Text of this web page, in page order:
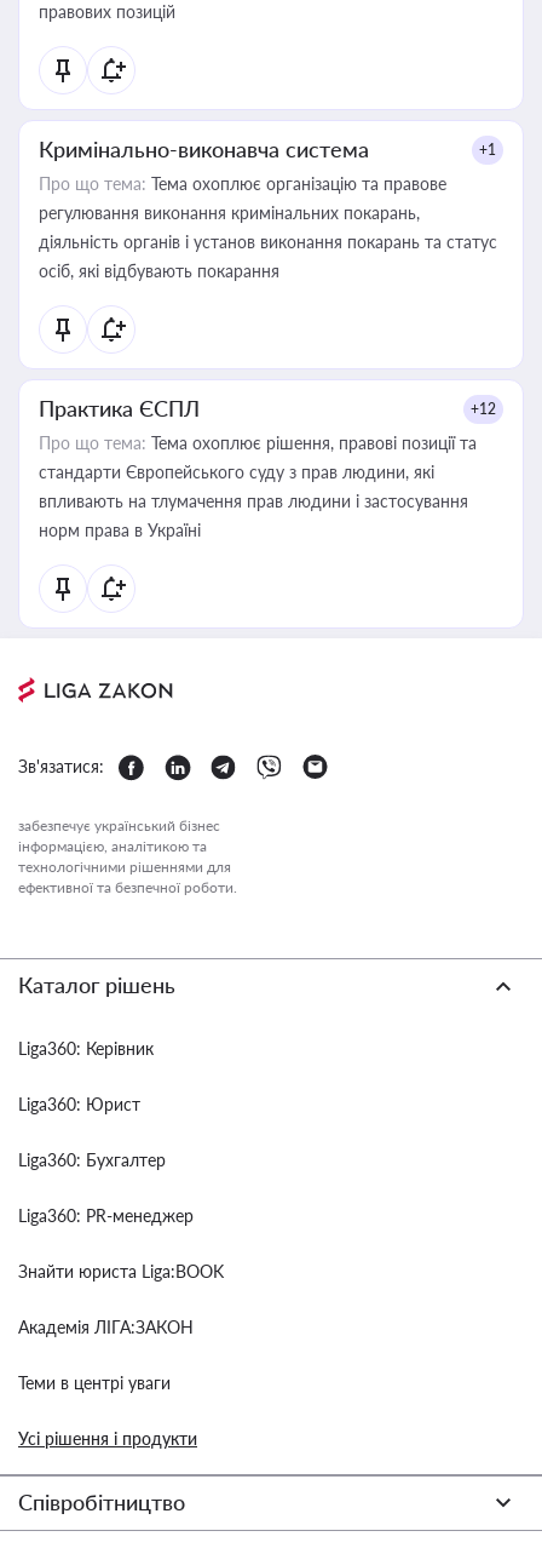
правових позицій
Кримінально-виконавча система +1
Про що тема: Тема охоплює організацію та правове
регулювання виконання кримінальних покарань,
діяльність органів і установ виконання покарань та статус
осіб, які відбувають покарання
Практика ЄСПЛ +12
Про що тема: Тема охоплює рішення, правові позиції та
стандарти Європейського суду з прав людини, які
впливають на тлумачення прав людини і застосування
норм права в Україні
Зв'язатися:
забезпечує український бізнес
інформацією, аналітикою та
технологічними рішеннями для
ефективної та безпечної роботи.
Каталог рішень
Liga360: Керівник
Liga360: Юрист
Liga360: Бухгалтер
Liga360: PR-менеджер
Знайти юриста Liga:BOOK
Академія ЛІГА:ЗАКОН
Теми в центрі уваги
Усі рішення і продукти
Співробітництво